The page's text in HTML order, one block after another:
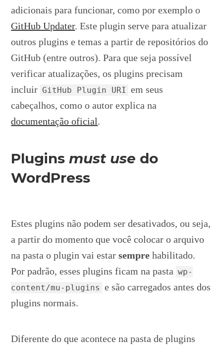
adicionais para funcionar, como por exemplo o
GitHub Updater. Este plugin serve para atualizar
outros plugins e temas a partir de repositórios do
GitHub (entre outros). Para que seja possível
verificar atualizações, os plugins precisam
incluir GitHub Plugin URI em seus
cabeçalhos, como o autor explica na
documentação oficial.
Pluginsmust use do
WordPress
Estes plugins não podem ser desativados, ou seja,
a partir do momento que você colocar o arquivo
na pasta o plugin vai estarsempre habilitado.
Por padrão, esses plugins ficam na pasta wp-
content/mu-plugins e são carregados antes dos
plugins normais.
Diferente do que acontece na pasta de plugins